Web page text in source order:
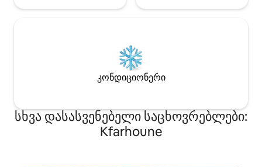
კონდიციონერი
სხვა დასასვენებელი საცხოვრებლები:
Kfarhoune